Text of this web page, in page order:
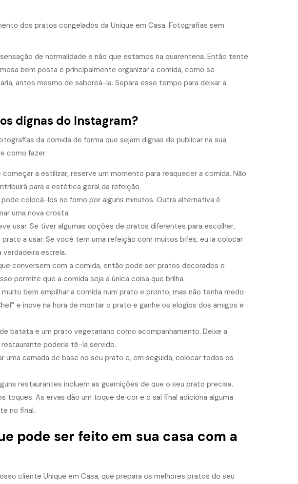
de normalidade e não que estamos na quarentena. Então tente
bem posta e principalmente organizar a comida, como se
, antes mesmo de saboreá-la. Separa esse tempo para deixar a
dignas do Instagram?
da comida de forma que sejam dignas de publicar na sua
como fazer:
a estilizar, reserve um momento para reaquecer a comida. Não
para a estética geral da refeição.
colocá-los no forno por alguns minutos. Outra alternativa é
uma nova crosta.
usar. Se tiver algumas opções de pratos diferentes para escolher,
a usar. Se você tem uma refeição com muitos bifes, eu ia colocar
estrela.
conversem com a comida, então pode ser pratos decorados e
permite que a comida seja a única coisa que brilha.
bem empilhar a comida num prato e pronto, mas não tenha medo
e inove na hora de montar o prato e ganhe os elogios dos amigos e
batata e um prato vegetariano como acompanhamento. Deixe a
poderia tê-la servido.
uma camada de base no seu prato e, em seguida, colocar todos os
restaurantes incluem as guarnições de que o seu prato precisa.
toques. As ervas dão um toque de cor e o sal final adiciona alguma
no final.
pode ser feito em sua casa com a
cliente Unique em Casa, que prepara os melhores pratos do seu